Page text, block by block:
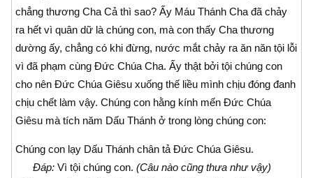
chẳng thương Cha Cả thì sao? Ấy Máu Thánh Cha đã chảy
ra hết vì quân dữ là chúng con, mà con thấy Cha thương
dường ấy, chẳng có khi đừng, nước mắt chảy ra ăn năn tội lỗi
vì đã phạm cùng Đức Chúa Cha. Ấy thật bởi tội chúng con
cho nên Đức Chúa Giêsu xuống thế liều mình chịu đóng đanh
chịu chết làm vậy. Chúng con hằng kính mến Đức Chúa
Giêsu mà tích năm Dấu Thánh ở trong lòng chúng con:
Chúng con lạy Dấu Thánh chân tả Đức Chúa Giêsu.
Đáp: Vì tội chúng con. (Câu nào cũng thưa như vậy)